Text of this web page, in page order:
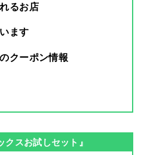
るお店
ます
クーポン情報
クスお試しセット』